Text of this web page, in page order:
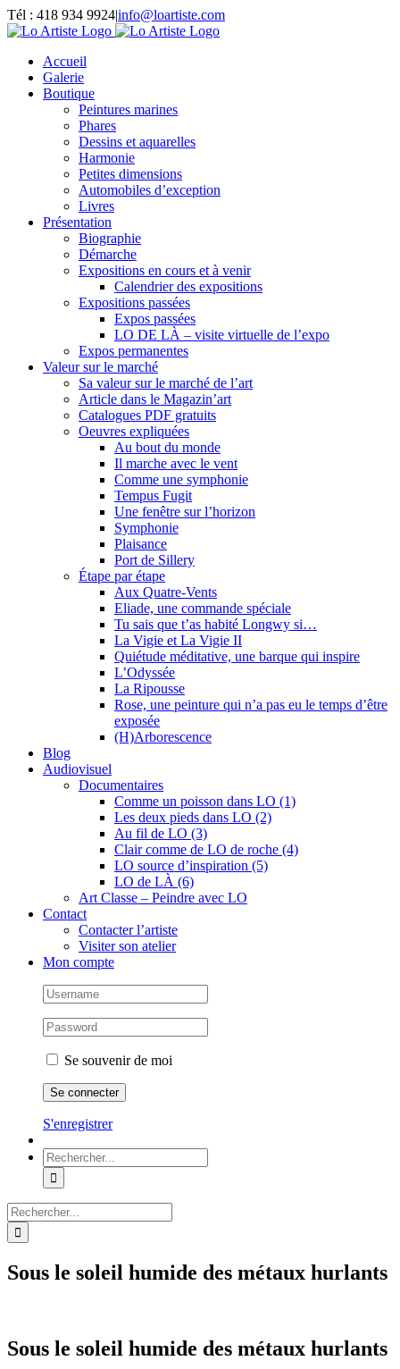
Passer
au
Tél : 418 934 9924|info@loartiste.com
Facebook
Instagram
Email
Pinterest
YouTube
Accueil
Galerie
Boutique
Peintures marines
Phares
Dessins et aquarelles
Harmonie
Petites dimensions
Automobiles d’exception
Livres
Présentation
Biographie
Démarche
Expositions en cours et à venir
Calendrier des expositions
Expositions passées
Expos passées
LO DE LÀ – visite virtuelle de l’expo
Expos permanentes
Valeur sur le marché
Sa valeur sur le marché de l’art
Article dans le Magazin’art
Catalogues PDF gratuits
Oeuvres expliquées
Au bout du monde
Il marche avec le vent
Comme une symphonie
Tempus Fugit
Une fenêtre sur l’horizon
Symphonie
Plaisance
Port de Sillery
Étape par étape
Aux Quatre-Vents
Eliade, une commande spéciale
Tu sais que t’as habité Longwy si…
La Vigie et La Vigie II
Quiétude méditative, une barque qui inspire
L’Odyssée
La Ripousse
Rose, une peinture qui n’a pas eu le temps d’être
exposée
(H)Arborescence
Blog
Audiovisuel
Documentaires
Comme un poisson dans LO (1)
Les deux pieds dans LO (2)
Au fil de LO (3)
Clair comme de LO de roche (4)
LO source d’inspiration (5)
LO de LÀ (6)
Art Classe – Peindre avec LO
Contact
Contacter l’artiste
Visiter son atelier
Mon compte
Se souvenir de moi
S'enregistrer
Rechercher:
Rechercher:
Sous le soleil humide des métaux hurlants
Sous le soleil humide des métaux hurlants